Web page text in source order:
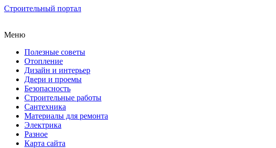
Строительный портал
Меню
Полезные советы
Отопление
Дизайн и интерьер
Двери и проемы
Безопасность
Строительные работы
Сантехника
Материалы для ремонта
Электрика
Разное
Карта сайта